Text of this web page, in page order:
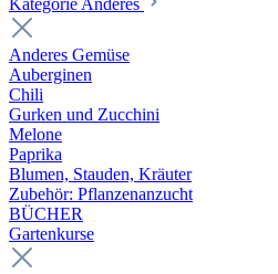
Kategorie Anderes
Anderes Gemüse
Auberginen
Chili
Gurken und Zucchini
Melone
Paprika
Blumen, Stauden, Kräuter
Zubehör: Pflanzenanzucht
BÜCHER
Gartenkurse